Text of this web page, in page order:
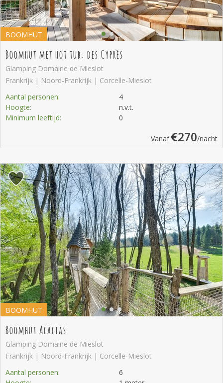
BOOMHUT
Boomhut met hot tub: des Cyprès
Glamping Domaine de Mieslot
Frankrijk | Noord-Frankrijk | Corcelle-Mieslot
Aantal personen:
4
Hoogte:
n.v.t.
Minimum leeftijd:
0
Vanaf 270/nacht
BOOMHUT
Boomhut Acacias
Glamping Domaine de Mieslot
Frankrijk | Noord-Frankrijk | Corcelle-Mieslot
Aantal personen:
6